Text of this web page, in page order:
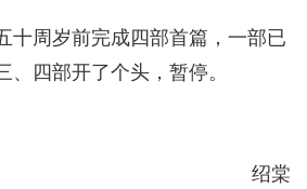
十周岁前完成四部首篇，一部已
、四部开了个头，暂停。
绍棠